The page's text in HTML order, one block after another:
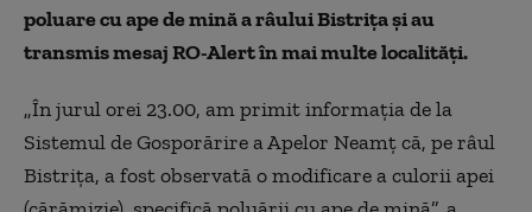
poluare cu ape de mină a râului Bistriţa şi au
transmis mesaj RO-Alert în mai multe localităţi.
„În jurul orei 23.00, am primit informaţia de la
Sistemul de Gosporărire a Apelor Neamţ că, pe râul
Bistriţa, a fost observată o modificare a culorii apei